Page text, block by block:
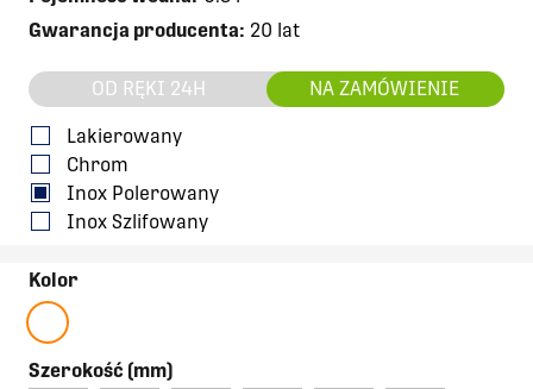
Gwarancja producenta: 20 lat
OD RĘKI 24H NA ZAMÓWIENIE
Lakierowany
Chrom
Inox Polerowany
Inox Szlifowany
Kolor
Szerokość (mm)